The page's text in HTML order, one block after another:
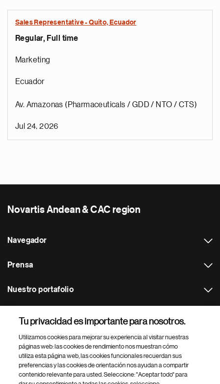
Sales Representative - Quito, Ecuador
Regular, Full time
Marketing
Ecuador
Av. Amazonas (Pharmaceuticals / GDD / NTO / CTS)
Jul 24, 2026
Novartis Andean & CAC region
Navegador
Prensa
Nuestro portafolio
Footer Site Search
Tu privacidad es importante para nosotros.
Utilizamos cookies para mejorar su experiencia al visitar nuestras
páginas web: las cookies de rendimiento nos muestran cómo
utiliza esta página web, las cookies funcionales recuerdan sus
preferencias y las cookies de orientación nos ayudan a compartir
contenido relevante para usted. Seleccione: "Aceptar todo" para